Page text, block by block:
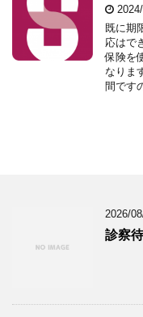
既に期
応はで
保険を
なりま
間です
2026/
診察